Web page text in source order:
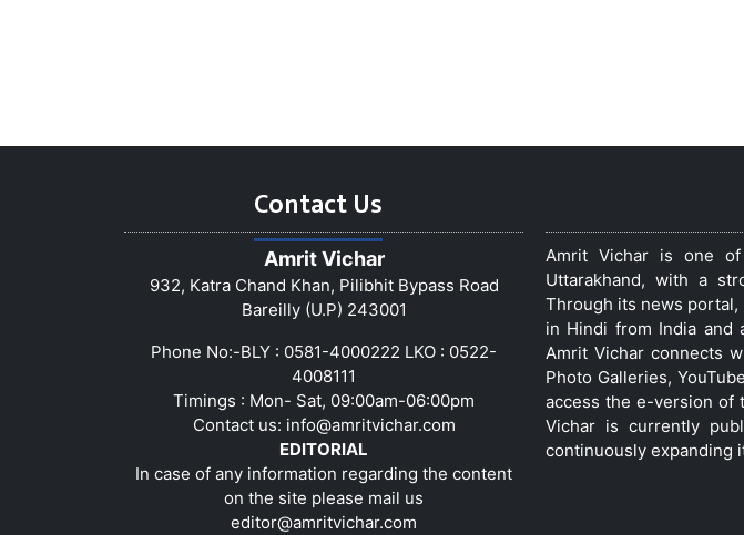
Contact Us
Amrit Vichar
932, Katra Chand Khan, Pilibhit Bypass Road
Bareilly (U.P) 243001
Phone No:-BLY : 0581-4000222 LKO : 0522-
4008111
Timings : Mon- Sat, 09:00am-06:00pm
Contact us: info@amritvichar.com
EDITORIAL
In case of any information regarding the content
on the site please mail us
editor@amritvichar.com
Amrit Vichar is one
Uttarakhand, with a
Through its news
in Hindi from India and
Amrit Vichar connects
Photo Galleries,
access the e-version of
Vichar is currently
continuously expanding